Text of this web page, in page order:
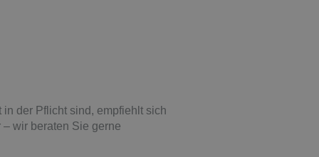
der Pflicht sind, empfiehlt sich
wir beraten Sie gerne